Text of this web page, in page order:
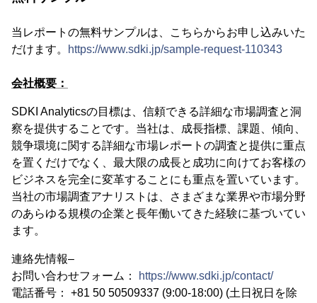
当レポートの無料サンプルは、こちらからお申し込みいた
だけます。
https://www.sdki.jp/sample-request-110343
会社概要：
SDKI Analyticsの目標は、信頼できる詳細な市場調査と洞
察を提供することです。当社は、成長指標、課題、傾向、
競争環境に関する詳細な市場レポートの調査と提供に重点
を置くだけでなく、最大限の成長と成功に向けてお客様の
ビジネスを完全に変革することにも重点を置いています。
当社の市場調査アナリストは、さまざまな業界や市場分野
のあらゆる規模の企業と長年働いてきた経験に基づいてい
ます。
連絡先情報–
お問い合わせフォーム：
https://www.sdki.jp/contact/
電話番号： +81 50 50509337 (9:00-18:00) (土日祝日を除